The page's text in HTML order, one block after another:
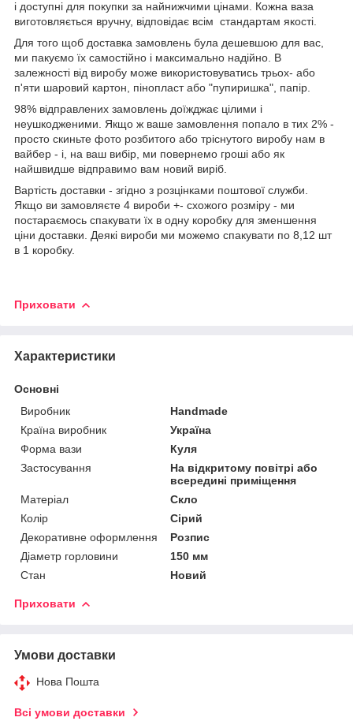
і доступні для покупки за найнижчими цінами. Кожна ваза
виготовляється вручну, відповідає всім стандартам якості.
Для того щоб доставка замовлень була дешевшою для вас,
ми пакуємо їх самостійно і максимально надійно. В
залежності від виробу може використовуватись трьох- або
п'яти шаровий картон, пінопласт або "пупиришка", папір.
98% відправлених замовлень доїжджає цілими і
неушкодженими. Якщо ж ваше замовлення попало в тих 2% -
просто скиньте фото розбитого або тріснутого виробу нам в
вайбер - і, на ваш вибір, ми повернемо гроші або як
найшвидше відправимо вам новий виріб.
Вартість доставки - згідно з розцінками поштової служби.
Якщо ви замовляєте 4 вироби +- схожого розміру - ми
постараємось спакувати їх в одну коробку для зменшення
ціни доставки. Деякі вироби ми можемо спакувати по 8,12 шт
в 1 коробку.
Приховати
Характеристики
Основні
Виробник
Handmade
Країна виробник
Україна
Форма вази
Куля
Застосування
На відкритому повітрі або
всередині приміщення
Матеріал
Скло
Колір
Сірий
Декоративне оформлення
Розпис
Діаметр горловини
150 мм
Стан
Новий
Приховати
Умови доставки
Нова Пошта
Всі умови доставки